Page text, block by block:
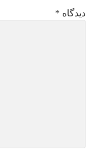
دیدگاه *